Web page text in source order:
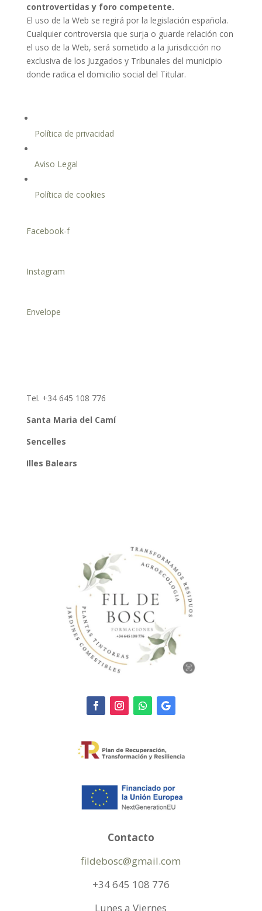
controvertidas y foro competente.
El uso de la Web se regirá por la legislación española.
Cualquier controversia que surja o guarde relación con
el uso de la Web, será sometido a la jurisdicción no
exclusiva de los Juzgados y Tribunales del municipio
donde radica el domicilio social del Titular.
Política de privacidad
Aviso Legal
Política de cookies
Facebook-f
Instagram
Envelope
Tel. +34 645 108 776
Santa Maria del Camí
Sencelles
Illes Balears
Contacto
fildebosc@gmail.com
+34 645 108 776
Lunes a Viernes